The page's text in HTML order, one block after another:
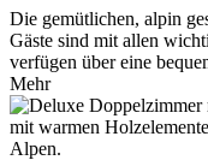
Die gemütlichen, alpin
Gäste sind mit allen
verfügen über eine
Mehr